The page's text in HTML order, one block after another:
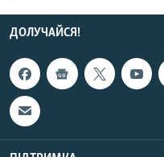
ДОЛУЧАЙСЯ!